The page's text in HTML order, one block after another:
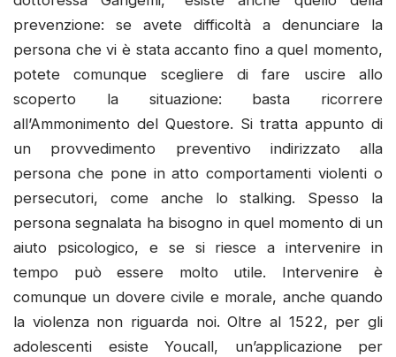
prevenzione: se avete difficoltà a denunciare la
persona che vi è stata accanto fino a quel momento,
potete comunque scegliere di fare uscire allo
scoperto la situazione: basta ricorrere
all’Ammonimento del Questore. Si tratta appunto di
un provvedimento preventivo indirizzato alla
persona che pone in atto comportamenti violenti o
persecutori, come anche lo stalking. Spesso la
persona segnalata ha bisogno in quel momento di un
aiuto psicologico, e se si riesce a intervenire in
tempo può essere molto utile. Intervenire è
comunque un dovere civile e morale, anche quando
la violenza non riguarda noi. Oltre al 1522, per gli
adolescenti esiste Youcall, un’applicazione per